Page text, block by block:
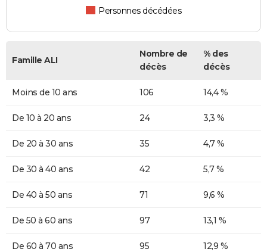
Personnes décédées
Famille ALI
Nombre de
décès
% des
décès
Moins de 10 ans 106 14,4 %
De 10 à 20 ans 24 3,3 %
De 20 à 30 ans 35 4,7 %
De 30 à 40 ans 42 5,7 %
De 40 à 50 ans 71 9,6 %
De 50 à 60 ans 97 13,1 %
De 60 à 70 ans 95 12,9 %